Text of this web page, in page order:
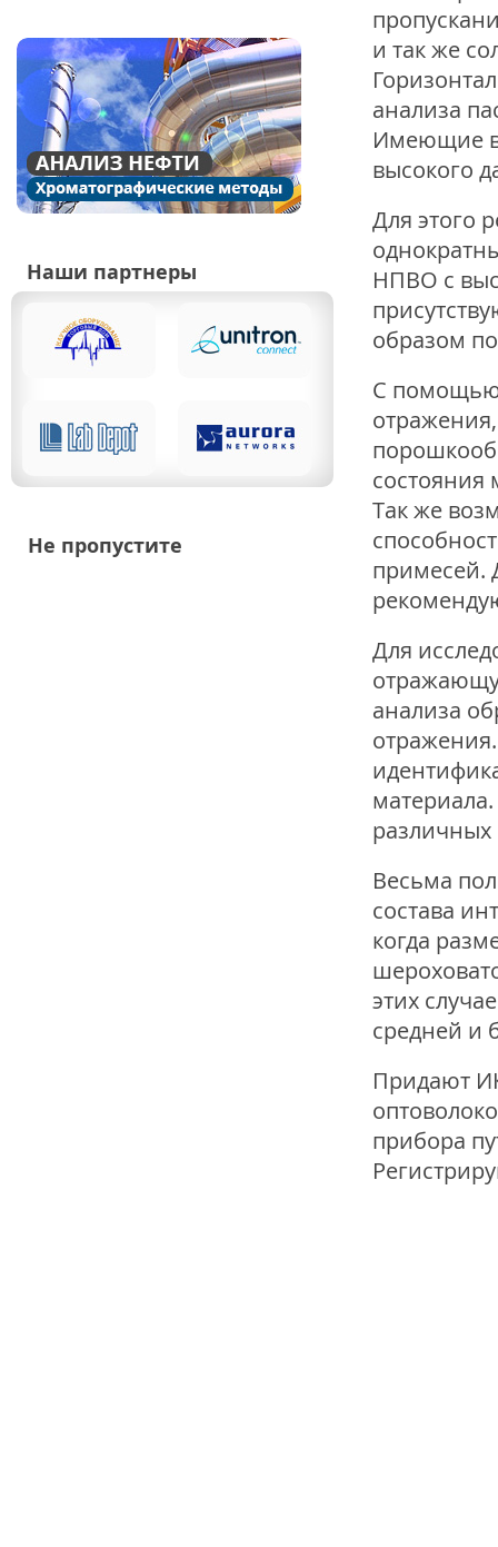
Наши партнеры
Не пропустите
и так же
анализа
Имеющие
высокого
Для этого
НПВО с
образом
С помощью
состояния
Так же
примесей.
Для
анализа
различных
Весьма
состава
когда
этих
средней и
Придают
прибора